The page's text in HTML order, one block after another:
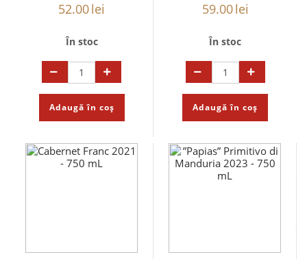
52.00lei
În stoc
Adaugă în coș
59.00lei
În stoc
Adaugă în coș